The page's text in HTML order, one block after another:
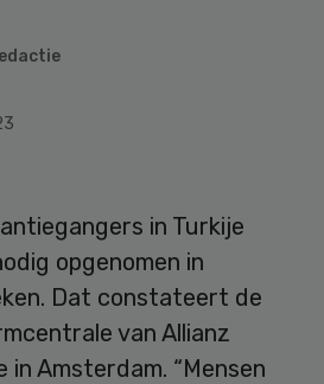
in Turkije
opgenomen in
Dat constateert de
van Allianz
in Amsterdam. “Mensen